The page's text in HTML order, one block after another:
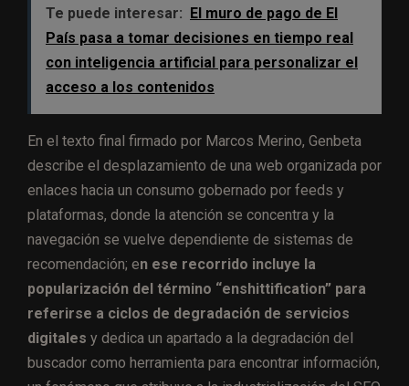
Te puede interesar: El muro de pago de El
País pasa a tomar decisiones en tiempo real
con inteligencia artificial para personalizar el
acceso a los contenidos
En el texto final firmado por Marcos Merino, Genbeta
describe el desplazamiento de una web organizada por
enlaces hacia un consumo gobernado por feeds y
plataformas, donde la atención se concentra y la
navegación se vuelve dependiente de sistemas de
recomendación; en ese recorrido incluye la
popularización del término “enshittification” para
referirse a ciclos de degradación de servicios
digitales y dedica un apartado a la degradación del
buscador como herramienta para encontrar información,